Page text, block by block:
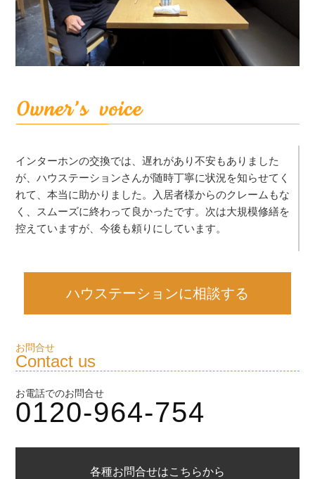
インターホンの交換では、遅れがあり不安もありました
が、ハウステーションさんが随時丁寧に状況を知らせてく
れて、本当に助かりました。入居者様からのクレームもな
く、スムーズに終わって良かったです。次は大規模修繕を
控えていますが、今後も頼りにしています。
ハウステーションに相談する
お問合せ
Contact us
お電話でのお問合せ
0120-964-754
各種お問合せはこちらから